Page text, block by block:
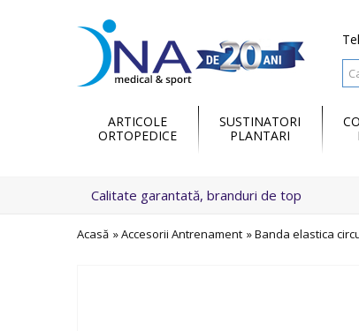
ARTICOLE
ORTOPEDICE
SUSTINATORI
PLANTARI
Calitate garantată, branduri de top
Acasă »Accesorii Antrenament »Banda elastica